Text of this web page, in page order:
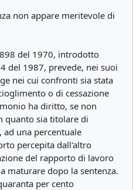
non appare meritevole di
del 1970, introdotto
del 1987, prevede, nei suoi
nei cui confronti sia stata
o di cessazione
ha diritto, se non
quanto sia titolare di
ad una percentuale
percepita dall'altro
del rapporto di lavoro
maturare dopo la sentenza.
per cento